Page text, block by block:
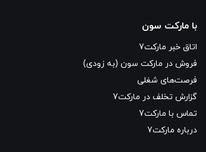
با مارکت سون
اتاق خبر مارکت7
فروش در مارکت سون (به زودی)
فرصت‌های شغلی
گزارش تخلف در مارکت7
تماس با مارکت7
درباره مارکت7